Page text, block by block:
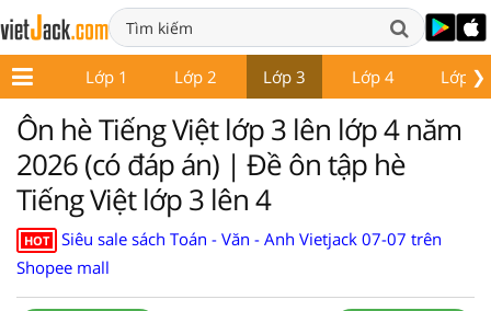
❯
Lớp 1 Lớp 2 Lớp 3 Lớp 4 Lớp 5
Ôn hè Tiếng Việt lớp 3 lên lớp 4 năm
2026 (có đáp án) | Đề ôn tập hè
Tiếng Việt lớp 3 lên 4
HOT
Siêu sale sách Toán - Văn - Anh Vietjack 07-07 trên
Shopee mall